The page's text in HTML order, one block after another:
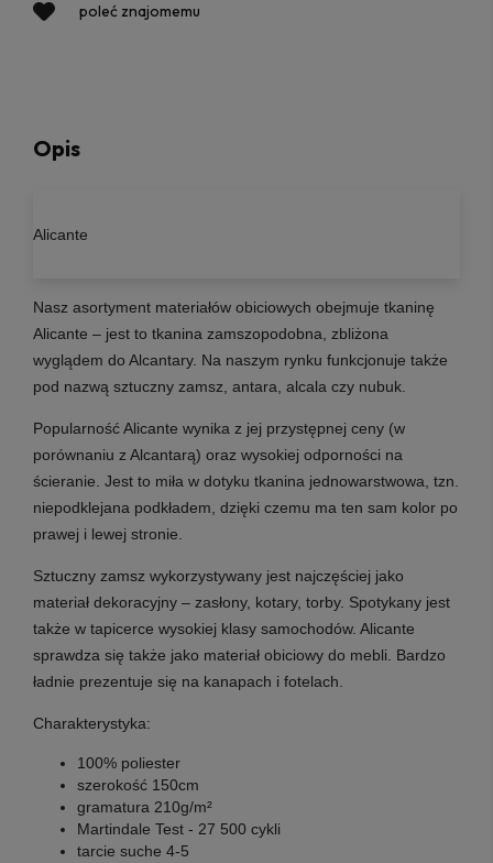
poleć znajomemu
Opis
Alicante
Nasz asortyment materiałów obiciowych obejmuje tkaninę
Alicante – jest to tkanina zamszopodobna, zbliżona
wyglądem do Alcantary. Na naszym rynku funkcjonuje także
pod nazwą sztuczny zamsz, antara, alcala czy nubuk.
Popularność Alicante wynika z jej przystępnej ceny (w
porównaniu z Alcantarą) oraz wysokiej odporności na
ścieranie. Jest to miła w dotyku tkanina jednowarstwowa, tzn.
niepodklejana podkładem, dzięki czemu ma ten sam kolor po
prawej i lewej stronie.
Sztuczny zamsz wykorzystywany jest najczęściej jako
materiał dekoracyjny – zasłony, kotary, torby. Spotykany jest
także w tapicerce wysokiej klasy samochodów. Alicante
sprawdza się także jako materiał obiciowy do mebli. Bardzo
ładnie prezentuje się na kanapach i fotelach.
Charakterystyka:
100% poliester
szerokość 150cm
gramatura 210g/m²
Martindale Test - 27 500 cykli
tarcie suche 4-5